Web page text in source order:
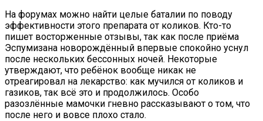
На форумах можно найти целые баталии по поводу
эффективности этого препарата от коликов. Кто-то
пишет восторженные отзывы, так как после приёма
Эспумизана новорождённый впервые спокойно уснул
после нескольких бессонных ночей. Некоторые
утверждают, что ребёнок вообще никак не
отреагировал на лекарство: как мучился от коликов и
газиков, так всё это и продолжилось. Особо
разозлённые мамочки гневно рассказывают о том, что
после него и вовсе плохо стало.